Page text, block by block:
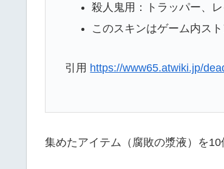
殺人鬼用：トラッパー、
このスキンはゲーム内ス
引用 https://www65.atwiki.jp/
集めたアイテム（腐敗の漿液）を